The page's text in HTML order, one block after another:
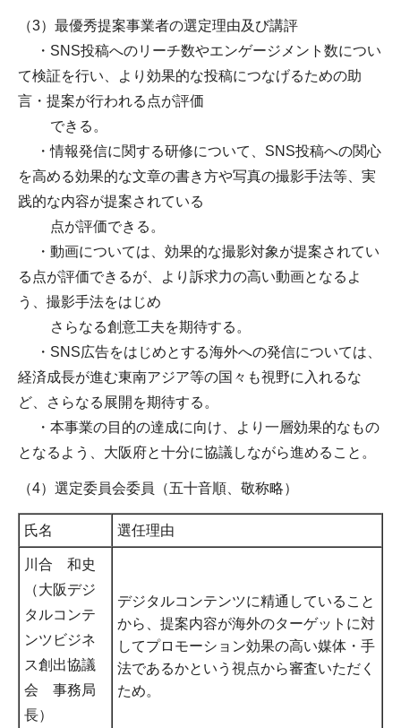
（3）最優秀提案事業者の選定理由及び講評
・SNS投稿へのリーチ数やエンゲージメント数につい
て検証を行い、より効果的な投稿につなげるための助
言・提案が行われる点が評価
できる。
・情報発信に関する研修について、SNS投稿への関心
を高める効果的な文章の書き方や写真の撮影手法等、実
践的な内容が提案されている
点が評価できる。
・動画については、効果的な撮影対象が提案されてい
る点が評価できるが、より訴求力の高い動画となるよ
う、撮影手法をはじめ
さらなる創意工夫を期待する。
・SNS広告をはじめとする海外への発信については、
経済成長が進む東南アジア等の国々も視野に入れるな
ど、さらなる展開を期待する。
・本事業の目的の達成に向け、より一層効果的なもの
となるよう、大阪府と十分に協議しながら進めること。
（4）選定委員会委員（五十音順、敬称略）
氏名 選任理由
川合 和史
（大阪デジ
タルコンテ
ンツビジネ
ス創出協議
会 事務局
長）
デジタルコンテンツに精通していること
から、提案内容が海外のターゲットに対
してプロモーション効果の高い媒体・手
法であるかという視点から審査いただく
ため。